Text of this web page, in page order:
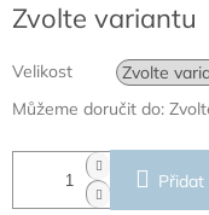
cena:
Zvolte variantu
Velikost
Můžeme doručit do:
Přidat